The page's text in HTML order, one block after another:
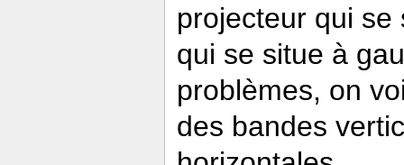
projecteur qui
qui se situe à
problèmes, on
des bandes